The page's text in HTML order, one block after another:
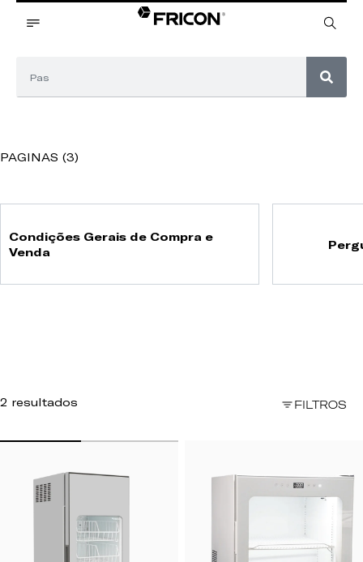
PAGINAS (3)
Condições Gerais de Compra e
Venda
2 resultados FILTROS